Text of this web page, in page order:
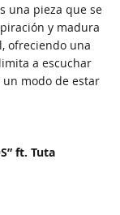
una pieza que se
y madura
ofreciendo una
a escuchar
modo de estar
ft. Tuta